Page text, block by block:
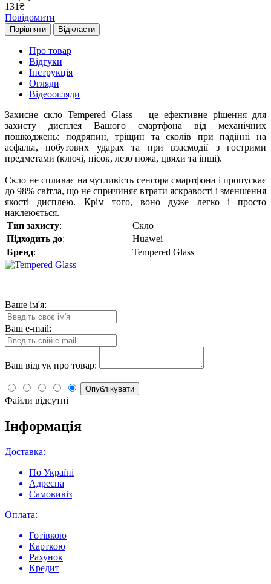
131₴
Повідомити
Порівняти Відкласти
Про товар
Відгуки
Інструкція
Огляди
Відеоогляди
Захисне скло Tempered Glass – це ефективне рішення для
захисту дисплея Вашого смартфона від механічних
пошкоджень: подряпин, тріщин та сколів при падінні на
асфальт, побутових ударах та при взаємодії з гострими
предметами (ключі, пісок, лезо ножа, цвяхи та інші).
Скло не спливає на чутливість сенсора смартфона і пропускає
до 98% світла, що не спричиняє втрати яскравості і зменшення
якості дисплею. Крім того, воно дуже легко і просто
наклеюється.
Тип захисту:
Скло
Підходить до:
Huawei
Бренд: Tempered Glass
Ваше ім'я:
Ваш e-mail:
Ваш відгук про товар:
Опублікувати
Файли відсутні
Інформація
Доставка:
По Україні
Адресна
Самовивіз
Оплата:
Готівкою
Карткою
Рахунок
Кредит